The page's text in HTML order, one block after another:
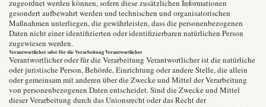
zugeordnet werden können, sofern diese zusätzlichen Informationen
gesondert aufbewahrt werden und technischen und organisatorischen
Maßnahmen unterliegen, die gewährleisten, dass die personenbezogenen
Daten nicht einer identifizierten oder identifizierbaren natürlichen Person
zugewiesen werden.
Verantwortlicher oder für die Verarbeitung Verantwortlicher
Verantwortlicher oder für die Verarbeitung Verantwortlicher ist die natürliche
oder juristische Person, Behörde, Einrichtung oder andere Stelle, die allein
oder gemeinsam mit anderen über die Zwecke und Mittel der Verarbeitung
von personenbezogenen Daten entscheidet. Sind die Zwecke und Mittel
dieser Verarbeitung durch das Unionsrecht oder das Recht der